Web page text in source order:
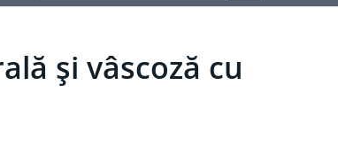
și vâscoză cu